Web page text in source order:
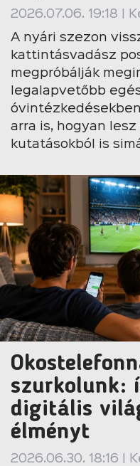
2026.07.06. 19:18 |
A nyári szezon
kattintásvadász
megpróbálják
legalapvetőbb
arra is, hogyan
kutatásokból is
szurkolunk:
digitális
élményt
2026.06.30. 18:16 |